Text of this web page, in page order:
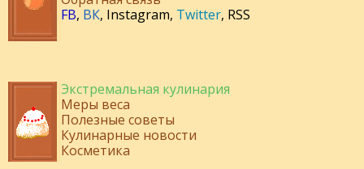
FB, ВК, Instagram, Twitter, RSS
Экстремальная кулинария
Меры веса
Полезные советы
Кулинарные новости
Косметика